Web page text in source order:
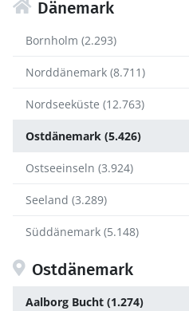
Dänemark
Bornholm (2.293)
Norddänemark (8.711)
Nordseeküste (12.763)
Ostdänemark (5.426)
Ostseeinseln (3.924)
Seeland (3.289)
Süddänemark (5.148)
Ostdänemark
Aalborg Bucht (1.274)